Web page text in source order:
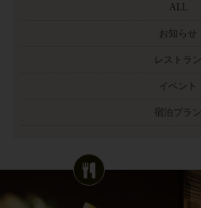
ALL
お知らせ
レストラン
イベント
宿泊プラン